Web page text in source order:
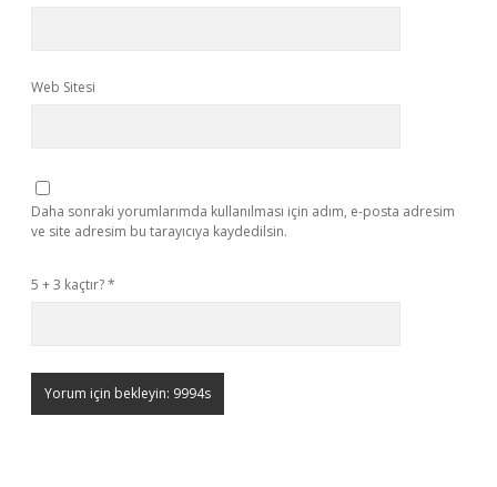
Web Sitesi
Daha sonraki yorumlarımda kullanılması için adım, e-posta adresim
ve site adresim bu tarayıcıya kaydedilsin.
5 + 3 kaçtır?*